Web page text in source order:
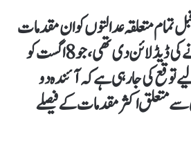
تمام متعلقہ عدالتوں کو ان مقدمات
کے فیصلے چار ماہ میں کرنے کی ڈیڈلائن دی تھی، جو 8 اگست کو
کی جا رہی ہے کہ آئندہ دو
دوران 9 مئی سے متعلق اکثر مقدمات کے فیصلے